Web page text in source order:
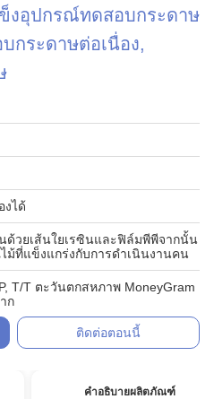
งอุปกรณ์ทดสอบกระดาษ
กระดาษต่อเนื่อง,
งได้
ด้วยเส้นใยเรซินและฟิล์มพีพีจากนั้น
ม้ที่แข็งแกร่งกับการดำเนินงานคน
T/T ตะวันตกสหภาพ MoneyGram
ก
ติดต่อตอนนี้
คำอธิบายผลิตภัณฑ์